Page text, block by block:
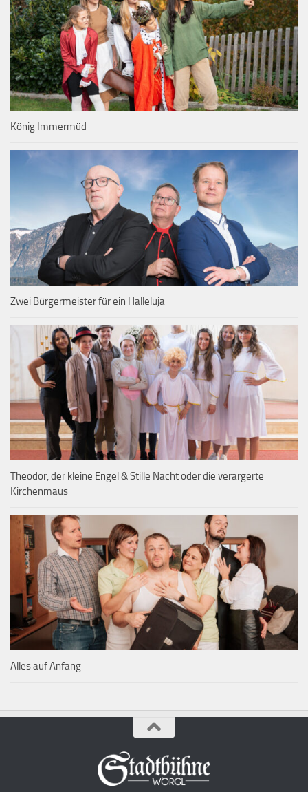
König Immermüd
Zwei Bürgermeister für ein Halleluja
Theodor, der kleine Engel & Stille Nacht oder die verärgerte
Kirchenmaus
Alles auf Anfang